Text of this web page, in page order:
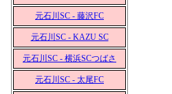
元石川SC - 藤沢FC
元石川SC - KAZU SC
元石川SC - 横浜SCつばさ
元石川SC - 太尾FC